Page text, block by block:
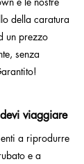
della caratura
un prezzo
senza
viaggiare
a riprodurre
e a